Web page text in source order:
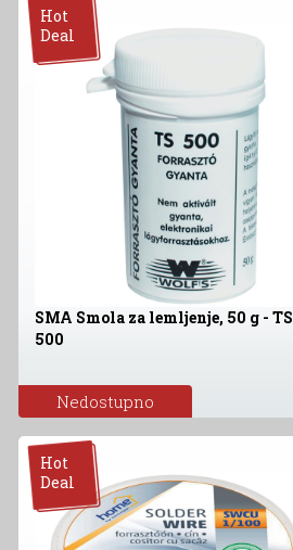
Hot
Deal
SMA Smola za lemljenje, 50 g - TS
500
Nedostupno
Hot
Deal